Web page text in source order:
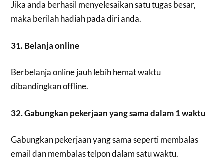
Jika anda berhasil menyelesaikan satu tugas besar,
maka berilah hadiah pada diri anda.
31. Belanja online
Berbelanja online jauh lebih hemat waktu
dibandingkan offline.
32. Gabungkan pekerjaan yang sama dalam 1 waktu
Gabungkan pekerjaan yang sama seperti membalas
email dan membalas telpon dalam satu waktu.